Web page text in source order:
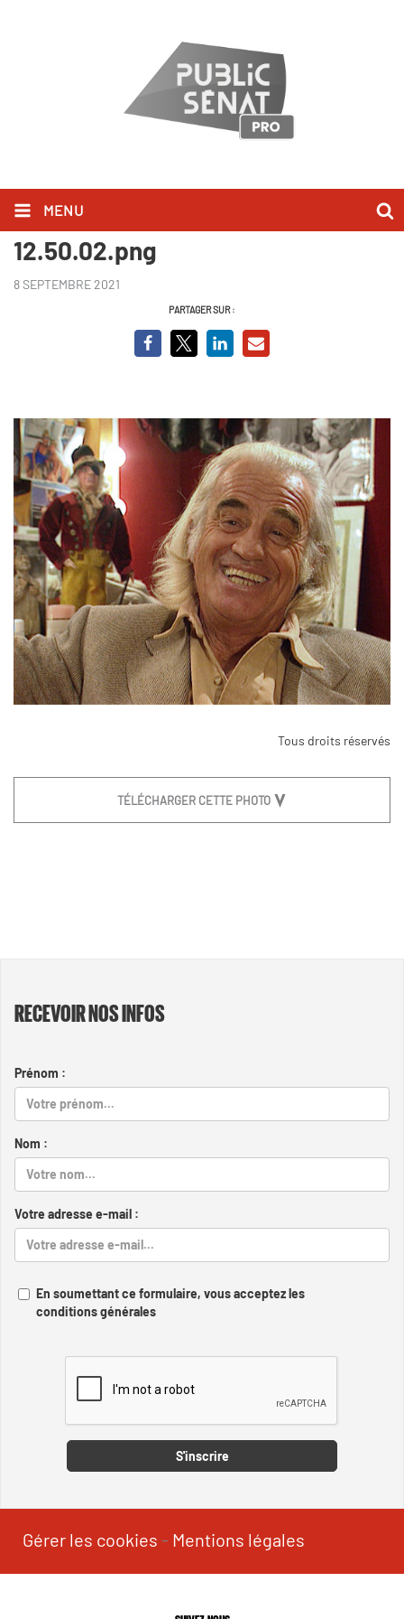
MENU
Capture d’écran 2017-02-15 à
12.50.02.png
8 SEPTEMBRE 2021
PARTAGER SUR :
Tous droits réservés
TÉLÉCHARGER CETTE PHOTO
RECEVOIR NOS INFOS
Prénom :
Nom :
Votre adresse e-mail :
En soumettant ce formulaire, vous acceptez les
conditions générales
S'inscrire
Gérer les cookies - Mentions légales